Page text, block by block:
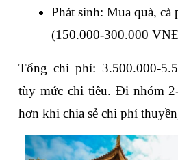
Phát sinh: Mua quà, cà
(150.000-300.000
Tổng chi phí: 3.500.000-
tùy mức chi tiêu. Đi nhóm
hơn khi chia sẻ chi phí